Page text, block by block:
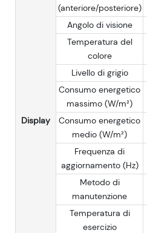
Display
(anteriore/posteriore)
Angolo di visione
Temperatura del
colore
Livello di grigio
Consumo energetico
massimo (W/m²)
Consumo energetico
medio (W/m²)
Frequenza di
aggiornamento (Hz)
Metodo di
manutenzione
Temperatura di
esercizio